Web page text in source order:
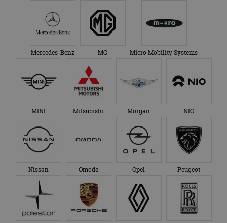
Mercedes-Benz MG Micro Mobility Systems
MINI Mitsubishi Morgan NIO
Nissan Omoda Opel Peugeot